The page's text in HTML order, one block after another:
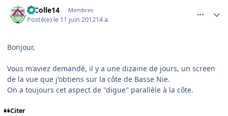
AlColle14 Membres
Posté(e) le 11 juin 201214 a
Bonjour,
Vous m'aviez demandé, il y a une dizaine de jours, un screen
de la vue que j'obtiens sur la côte de Basse Nie.
On a toujours cet aspect de "digue" parallèle à la côte.
Citer